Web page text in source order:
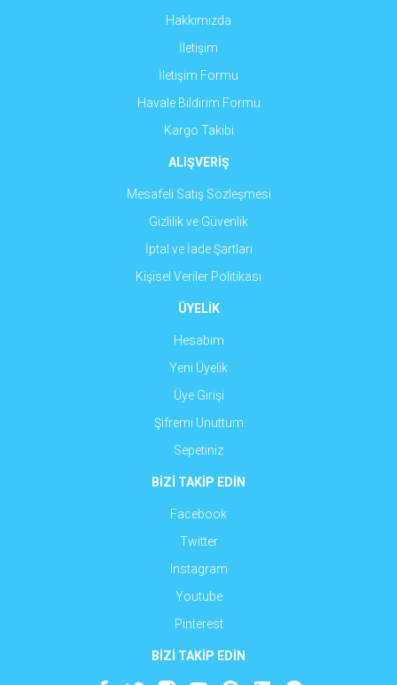
Hakkımızda
İletişim
İletişim Formu
Havale Bildirim Formu
Kargo Takibi
ALIŞVERİŞ
Mesafeli Satış Sözleşmesi
Gizlilik ve Güvenlik
İptal ve İade Şartları
Kişisel Veriler Politikası
ÜYELİK
Hesabım
Yeni Üyelik
Üye Girişi
Şifremi Unuttum
Sepetiniz
BİZİ TAKİP EDİN
Facebook
Twitter
Instagram
Youtube
Pinterest
BİZİ TAKİP EDİN